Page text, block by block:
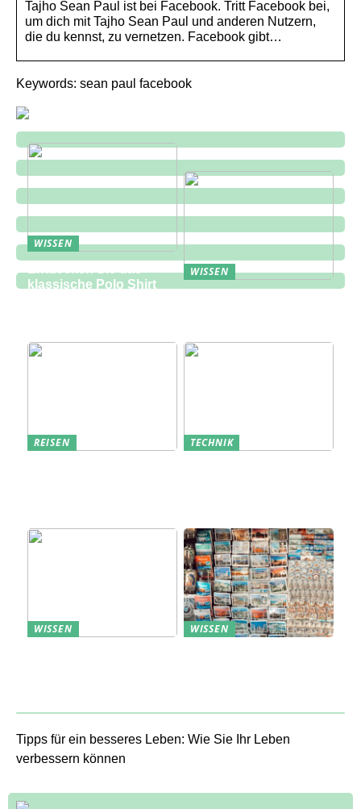
Tajho Sean Paul ist bei Facebook. Tritt Facebook bei,
um dich mit Tajho Sean Paul und anderen Nutzern,
die du kennst, zu vernetzen. Facebook gibt…
Keywords: sean paul facebook
WISSEN
klassische Polo Shirt
WISSEN
REISEN
TECHNIK
WISSEN
WISSEN
Tipps für ein besseres Leben: Wie Sie Ihr Leben
verbessern können